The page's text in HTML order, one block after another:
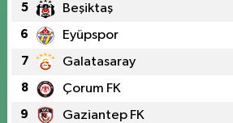
5 Beşiktaş
6 Eyüpspor
7 Galatasaray
8 Çorum FK
9 Gaziantep FK